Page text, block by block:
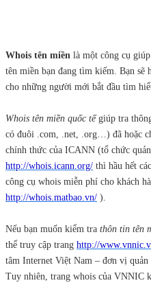
Whois tên miền là một công cụ
tên miền bạn đang tìm kiếm. Bạn
cho những người mới bắt đầu tìm
Whois tên miền quốc tếgiúp tra
có đuôi .com, .net, .org…) đã hoặc
chính thức của ICANN (tổ chức
http://whois.icann.org/ thì hầu hết
công cụ whois miễn phí cho khách
http://whois.matbao.vn/ ).
Nếu bạn muốn kiểm tra thôn tin tên
thể truy cập trang http://
tâm Internet Việt Nam – đơn vị
Tuy nhiên, trang whois của VNNIC